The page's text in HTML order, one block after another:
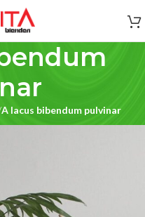
A lacus bibendum pulvinar